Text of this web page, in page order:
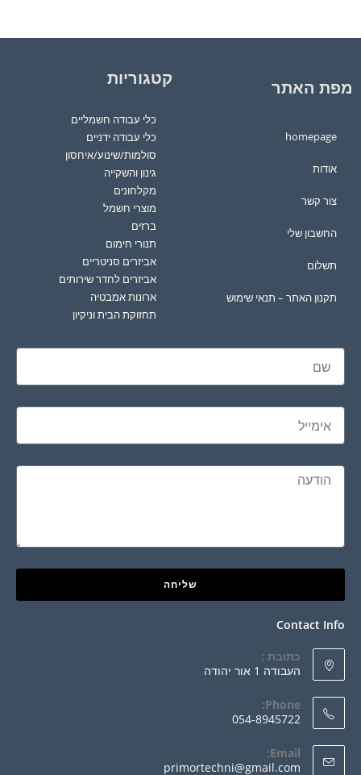
מפת האתר
homepage
אודות
צור קשר
החשבון שלי
תשלום
תקנון האתר – תנאי שימוש
קטגוריות
כלי עבודה חשמליים
כלי עבודה ידניים
סולמות/שינוע/איחסון
גינון והשקייה
מקלחונים
מוצרי חשמל
ברזים
תנורי חימום
אביזרים סניטריים
אביזרים לחדר שירותים
ארונות אמבטיה
תחזוקת הבית וניקיון
שליחה
Contact Info
כתובת :
העבודה 1 אור יהודה
Phone:
054-8945722
Email:
primortechni@gmail.com